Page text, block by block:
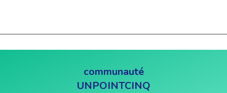
communauté
UNPOINTCINQ